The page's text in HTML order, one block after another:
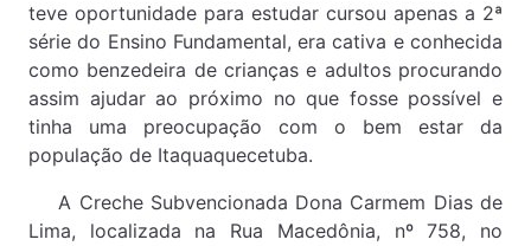
teve oportunidade para estudar cursou apenas a 2ª
série do Ensino Fundamental, era cativa e conhecida
como benzedeira de crianças e adultos procurando
assim ajudar ao próximo no que fosse possível e
tinha uma preocupação com o bem estar da
população de Itaquaquecetuba.
A Creche Subvencionada Dona Carmem Dias de
Lima, localizada na Rua Macedônia, nº 758, no